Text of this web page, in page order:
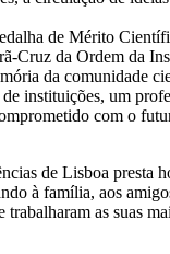
de Mérito
Cruz da Ordem da
da comunidade
instituições, um
com o
de Lisboa presta
à família, aos
trabalharam as suas